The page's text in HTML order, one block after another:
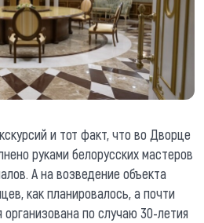
и тот факт, что во Дворце
руками белорусских мастеров
А на возведение объекта
как планировалось, а почти
по случаю 30-летия